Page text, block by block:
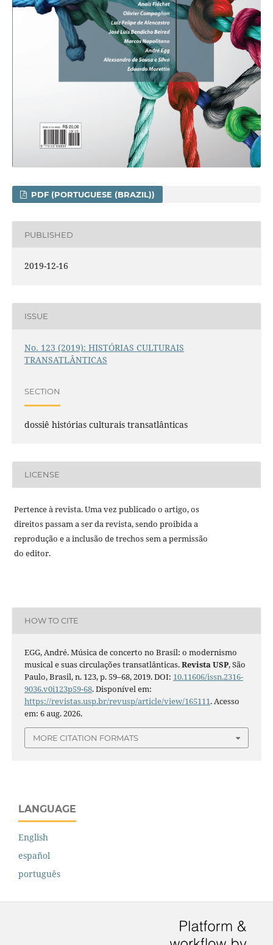
PDF (PORTUGUESE (BRAZIL))
PUBLISHED
2019-12-16
ISSUE
No. 123 (2019): HISTÓRIAS CULTURAIS
TRANSATLÂNTICAS
SECTION
dossiê histórias culturais transatlânticas
LICENSE
Pertence à revista. Uma vez publicado o artigo, os
direitos passam a ser da revista, sendo proibida a
reprodução e a inclusão de trechos sem a permissão
do editor.
HOW TO CITE
EGG, André. Música de concerto no Brasil: o modernismo
musical e suas circulações transatlânticas.Revista USP, São
Paulo, Brasil, n. 123, p. 59–68, 2019. DOI: 10.11606/issn.2316-
9036.v0i123p59-68. Disponível em:
https://revistas.usp.br/revusp/article/view/165111. Acesso
em: 6 aug. 2026.
MORE CITATION FORMATS
LANGUAGE
English
español
português